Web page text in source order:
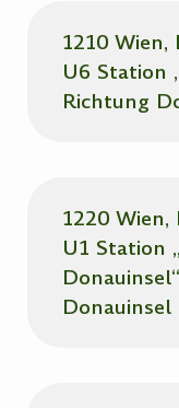
1210
U6 Station
Richtung
1220
U1 Station
Donauinsel